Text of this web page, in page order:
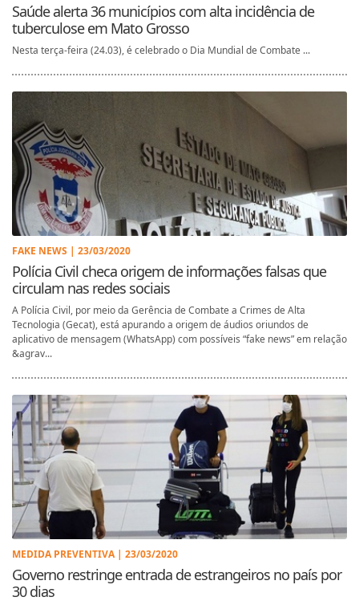
Saúde alerta 36 municípios com alta incidência de
tuberculose em Mato Grosso
Nesta terça-feira (24.03), é celebrado o Dia Mundial de Combate ...
FAKE NEWS | 23/03/2020
Polícia Civil checa origem de informações falsas que
circulam nas redes sociais
A Polícia Civil, por meio da Gerência de Combate a Crimes de Alta
Tecnologia (Gecat), está apurando a origem de áudios oriundos de
aplicativo de mensagem (WhatsApp) com possíveis “fake news” em relação
&agrav...
MEDIDA PREVENTIVA | 23/03/2020
Governo restringe entrada de estrangeiros no país por
30 dias